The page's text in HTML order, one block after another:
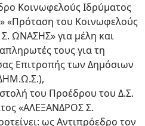
Κοινωφελούς Ιδρύματος
του Κοινωφελούς
ΩΝΑΣΗΣ» για μέλη και
τους για τη
Επιτροπής των Δημόσιων
του Προέδρου του Δ.Σ.
«ΑΛΕΞΑΝΔΡΟΣ Σ.
ως Αντιπρόεδρο τον